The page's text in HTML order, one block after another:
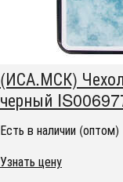
(ИСА.МСК)
черный
Есть в наличии (оптом)
Узнать цену